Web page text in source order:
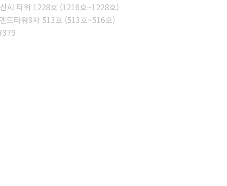
A1타워 1228호 (1216호~1228호)
드타워9차 513호 (513호~516호)